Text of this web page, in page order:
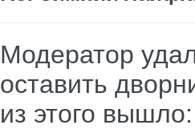
Модератор
оставить
из этого вышло: